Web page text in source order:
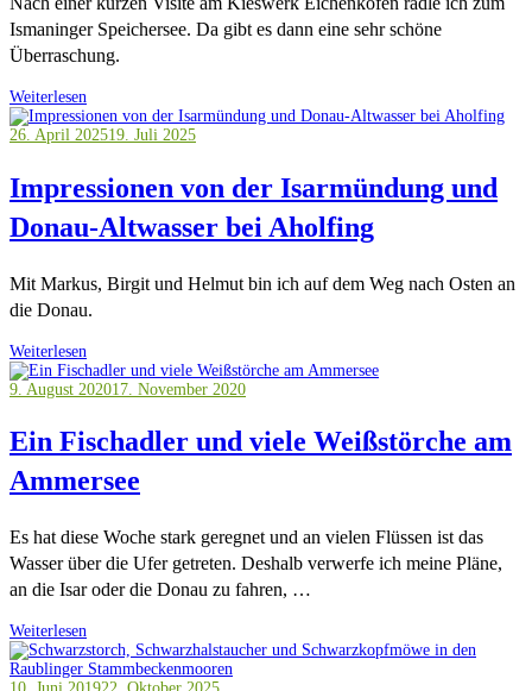
Ismaninger Speichersee. Da gibt es dann eine sehr schöne
Überraschung.
Weiterlesen
26. April 202519. Juli 2025
Impressionen von der Isarmündung und
Donau-Altwasser bei Aholfing
Mit Markus, Birgit und Helmut bin ich auf dem Weg nach Osten an
die Donau.
Weiterlesen
9. August 202017. November 2020
Ein Fischadler und viele Weißstörche am
Ammersee
Es hat diese Woche stark geregnet und an vielen Flüssen ist das
Wasser über die Ufer getreten. Deshalb verwerfe ich meine Pläne,
an die Isar oder die Donau zu fahren, …
Weiterlesen